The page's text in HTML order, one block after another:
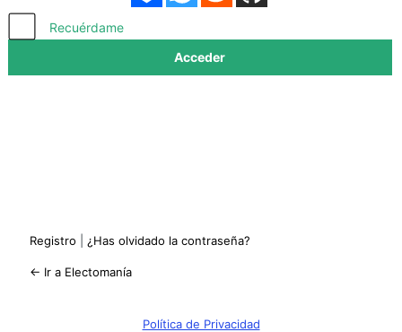
Recuérdame
Registro ¿Has olvidado la contraseña?
← Ir a Electomanía
Política de Privacidad